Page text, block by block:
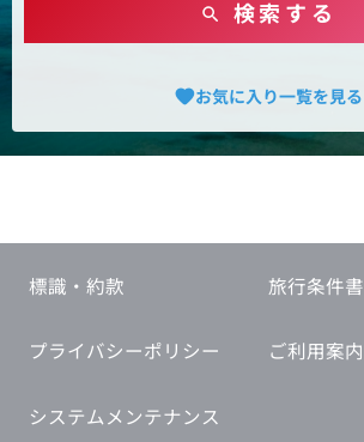
検索する
お気に入り一覧を見る
標識・約款 旅行条件書
プライバシーポリシー ご利用案内
システムメンテナンス